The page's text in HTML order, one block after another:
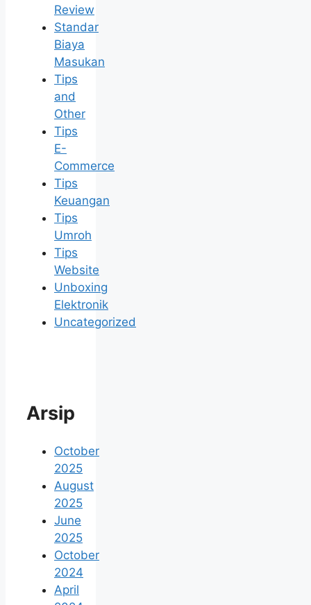
Review
Standar
Biaya
Masukan
Tips
and
Other
Tips
E-
Commerce
Tips
Keuangan
Tips
Umroh
Tips
Website
Unboxing
Elektronik
Uncategorized
Arsip
October
2025
August
2025
June
2025
October
2024
April